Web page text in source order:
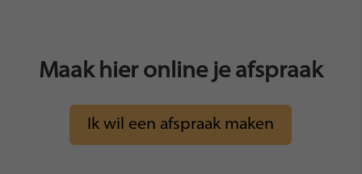
Maak hier online je afspraak
Ik wil een afspraak maken